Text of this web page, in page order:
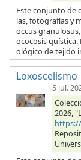
Este conjunto de
ías, fotografías y
occus
ococosis
ológico de tejido
Loxoscelismo
5 jul.
2026,
https://